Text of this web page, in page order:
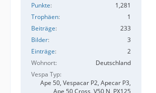
Punkte
1,281
Trophäen
1
Beiträge
233
Bilder
3
Einträge
2
Wohnort
Deutschland
Vespa Typ
Ape 50, Vespacar P2, Apecar P3,